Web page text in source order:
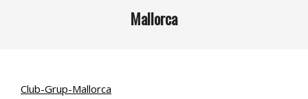
Mallorca
Club-Grup-Mallorca